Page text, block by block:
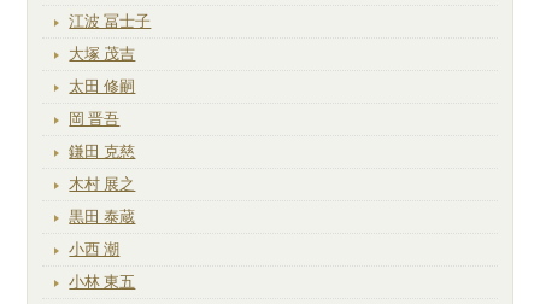
江波 冨士子
大塚 茂吉
太田 修嗣
岡 晋吾
鎌田 克慈
木村 展之
黒田 泰蔵
小西 潮
小林 東五